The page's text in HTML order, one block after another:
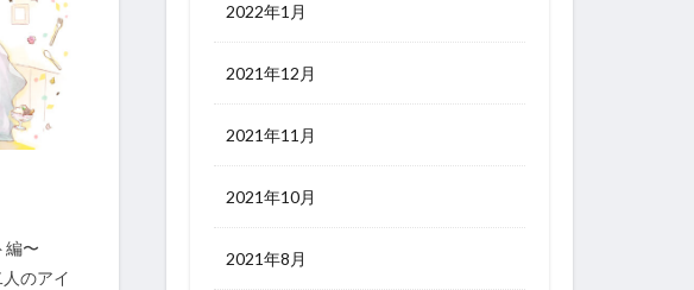
編〜
のアイ
2022年1月
2021年12月
2021年11月
2021年10月
2021年8月